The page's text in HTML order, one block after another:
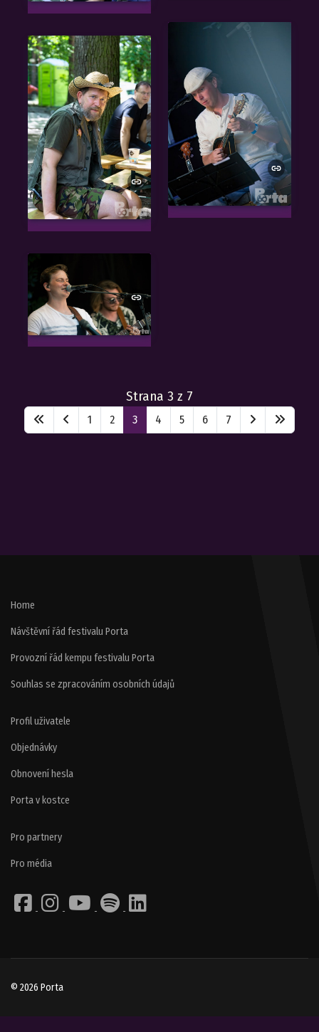
Strana 3 z 7
1 2 3 4 5 6 7
Home
Návštěvní řád festivalu Porta
Provozní řád kempu festivalu Porta
Souhlas se zpracováním osobních údajů
Profil uživatele
Objednávky
Obnovení hesla
Porta v kostce
Pro partnery
Pro média
© 2026 Porta